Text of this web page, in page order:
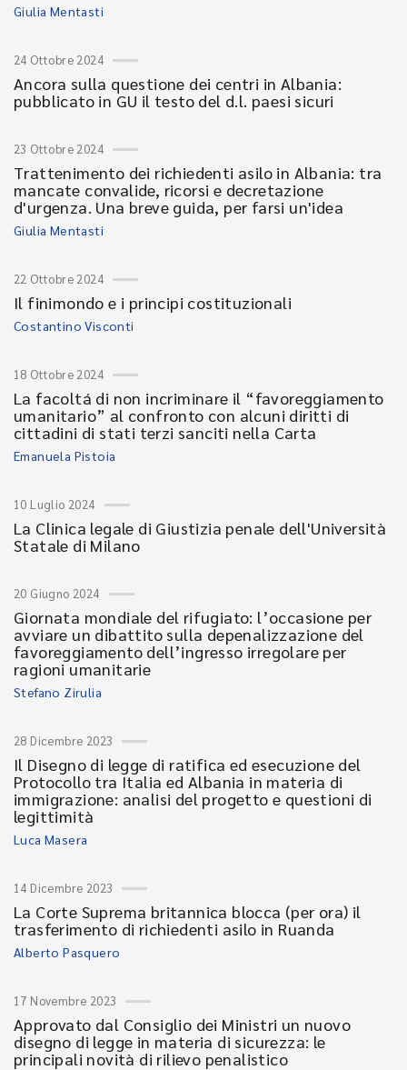
Giulia Mentasti
24 Ottobre 2024
Ancora sulla questione dei centri in Albania:
pubblicato in GU il testo del d.l. paesi sicuri
23 Ottobre 2024
Trattenimento dei richiedenti asilo in Albania: tra
mancate convalide, ricorsi e decretazione
d'urgenza. Una breve guida, per farsi un'idea
Giulia Mentasti
22 Ottobre 2024
Il finimondo e i principi costituzionali
Costantino Visconti
18 Ottobre 2024
La facoltá di non incriminare il “favoreggiamento
umanitario” al confronto con alcuni diritti di
cittadini di stati terzi sanciti nella Carta
Emanuela Pistoia
10 Luglio 2024
La Clinica legale di Giustizia penale dell'Università
Statale di Milano
20 Giugno 2024
Giornata mondiale del rifugiato: l’occasione per
avviare un dibattito sulla depenalizzazione del
favoreggiamento dell’ingresso irregolare per
ragioni umanitarie
Stefano Zirulia
28 Dicembre 2023
Il Disegno di legge di ratifica ed esecuzione del
Protocollo tra Italia ed Albania in materia di
immigrazione: analisi del progetto e questioni di
legittimità
Luca Masera
14 Dicembre 2023
La Corte Suprema britannica blocca (per ora) il
trasferimento di richiedenti asilo in Ruanda
Alberto Pasquero
17 Novembre 2023
Approvato dal Consiglio dei Ministri un nuovo
disegno di legge in materia di sicurezza: le
principali novità di rilievo penalistico